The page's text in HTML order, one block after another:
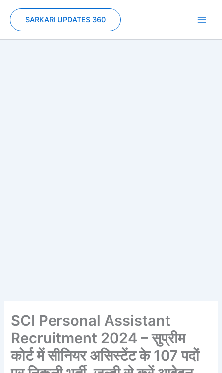
content
SARKARI UPDATES 360
SCI Personal Assistant
Recruitment 2024 – सुप्रीम
कोर्ट में सीनियर असिस्टेंट के 107 पदों